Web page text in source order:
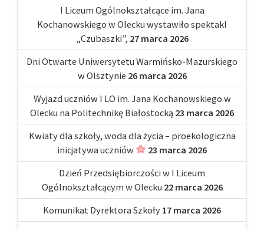
I Liceum Ogólnokształcące im. Jana
Kochanowskiego w Olecku wystawiło spektakl
„Czubaszki”, 27 marca 2026
Dni Otwarte Uniwersytetu Warmińsko-Mazurskiego
w Olsztynie 26 marca 2026
Wyjazd uczniów I LO im. Jana Kochanowskiego w
Olecku na Politechnikę Białostocką 23 marca 2026
Kwiaty dla szkoły, woda dla życia – proekologiczna
inicjatywa uczniów
23 marca 2026
Dzień Przedsiębiorczości w I Liceum
Ogólnokształcącym w Olecku 22 marca 2026
Komunikat Dyrektora Szkoły 17 marca 2026